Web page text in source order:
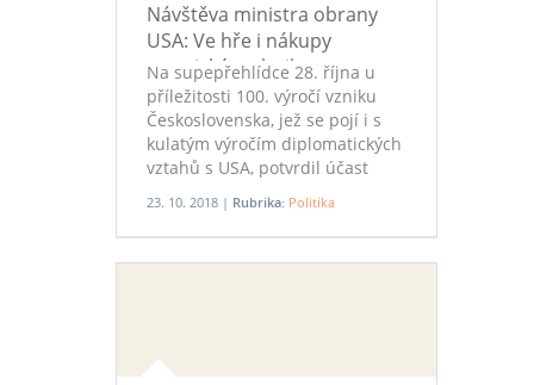
Návštěva ministra obrany
USA: Ve hře i nákupy
americké techniky
Na supepřehlídce 28. října u
příležitosti 100. výročí vzniku
Československa, jež se pojí i s
kulatým výročím diplomatických
vztahů s USA, potvrdil účast
jejich ministr obrany a
čtyřhvězdičkový generál ve
výslužbě James Mattis. Roli v
jeho pozvání sehrály i
23. 10. 2018 | Rubrika: Politika